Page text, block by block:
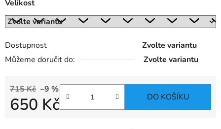
Velikost
Dostupnost
Zvolte variantu
Můžeme doručit do:
Zvolte variantu
715 Kč –9 %
650 Kč DO KOŠÍKU